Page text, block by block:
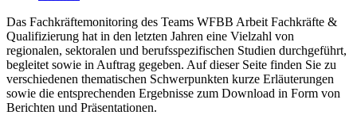
Das Fachkräftemonitoring des Teams WFBB Arbeit Fachkräfte &
Qualifizierung hat in den letzten Jahren eine Vielzahl von
regionalen, sektoralen und berufsspezifischen Studien durchgeführt,
begleitet sowie in Auftrag gegeben. Auf dieser Seite finden Sie zu
verschiedenen thematischen Schwerpunkten kurze Erläuterungen
sowie die entsprechenden Ergebnisse zum Download in Form von
Berichten und Präsentationen.